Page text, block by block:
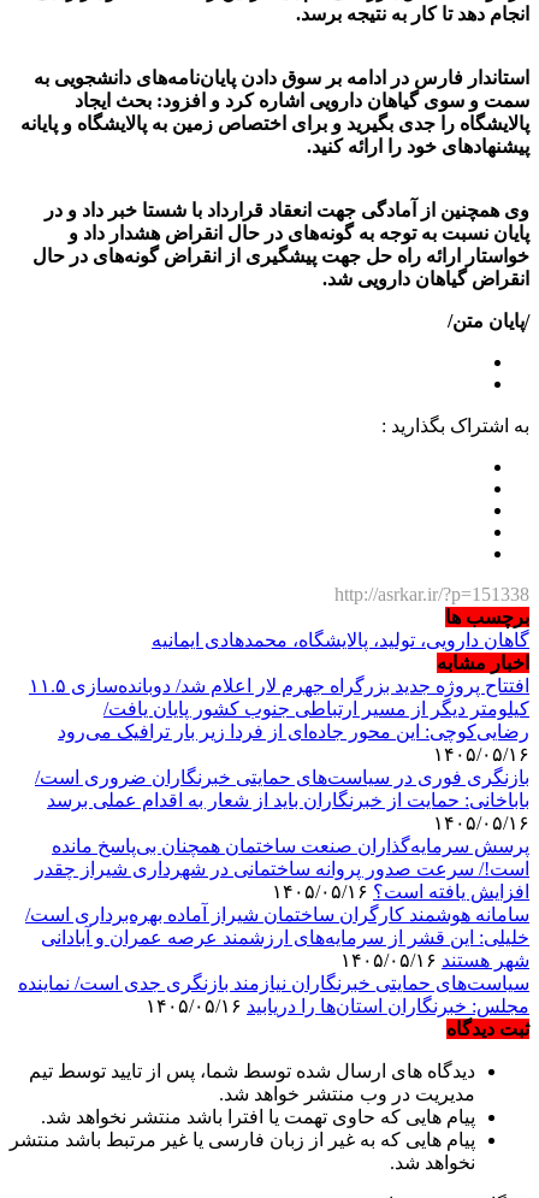
انجام دهد تا کار به نتیجه برسد.
استاندار فارس در ادامه بر سوق دادن پایان‌نامه‌های دانشجویی به
سمت و سوی گیاهان دارویی اشاره کرد و افزود: بحث ایجاد
پالایشگاه را جدی بگیرید و برای اختصاص زمین به پالایشگاه و پایانه
پیشنهادهای خود را ارائه کنید.
وی همچنین از آمادگی جهت انعقاد قرارداد با شستا خبر داد و در
پایان نسبت به توجه به گونه‌های در حال انقراض هشدار داد و
خواستار ارائه راه حل جهت پیشگیری از انقراض گونه‌های در حال
انقراض گیاهان دارویی شد.
/پایان متن/
به اشتراک بگذارید :
http://asrkar.ir/?p=151338
برچسب ها
گاهان دارویی، تولید، پالایشگاه، محمدهادی ایمانیه
اخبار مشابه
افتتاح پروژه جدید بزرگراه جهرم لار اعلام شد/ دوبانده‌سازی ۱۱.۵
کیلومتر دیگر از مسیر ارتباطی جنوب کشور پایان یافت/
رضایی‌کوچی: این محور جاده‌ای از فردا زیر بار ترافیک می‌رود
۱۴۰۵/۰۵/۱۶
بازنگری فوری در سیاست‌های حمایتی خبرنگاران ضروری است/
باباخانی: حمایت از خبرنگاران باید از شعار به اقدام عملی برسد
۱۴۰۵/۰۵/۱۶
پرسش سرمایه‌گذاران صنعت ساختمان همچنان بی‌پاسخ مانده
است!/ سرعت صدور پروانه ساختمانی در شهرداری شیراز چقدر
افزایش یافته است؟
سامانه هوشمند کارگران ساختمان شیراز آماده بهره‌برداری است/
خلیلی: این قشر از سرمایه‌های ارزشمند عرصه عمران و آبادانی
شهر هستند
سیاست‌های حمایتی خبرنگاران نیازمند بازنگری جدی است/ نماینده
مجلس: خبرنگاران استان‌ها را دریابید
ثبت دیدگاه
دیدگاه های ارسال شده توسط شما، پس از تایید توسط تیم
مدیریت در وب منتشر خواهد شد.
پیام هایی که حاوی تهمت یا افترا باشد منتشر نخواهد شد.
پیام هایی که به غیر از زبان فارسی یا غیر مرتبط باشد منتشر
نخواهد شد.